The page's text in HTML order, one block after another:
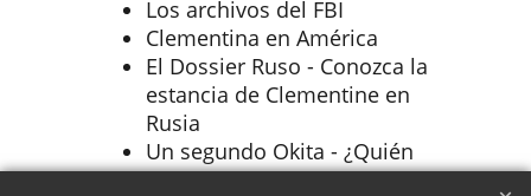
Los archivos del FBI
Clementina en América
El Dossier Ruso - Conozca la
estancia de Clementine en
Rusia
Un segundo Okita - ¿Quién
fue esta reencarnación?